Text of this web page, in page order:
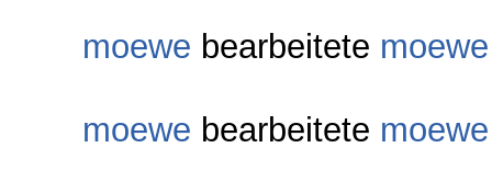
moewe bearbeitete moewe
moewe bearbeitete moewe